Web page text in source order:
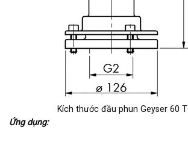
Kích thước đầu phun Geyser 60 T
Ứng dụng: